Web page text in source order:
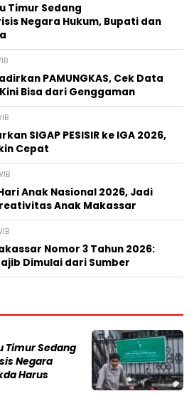
Timur Sedang
Negara Hukum, Bupati dan
PAMUNGKAS, Cek Data
Bisa dari Genggaman
SIGAP PESISIR ke IGA 2026,
Cepat
Anak Nasional 2026, Jadi
Anak Makassar
Nomor 3 Tahun 2026:
Dimulai dari Sumber
Timur Sedang
Negara
Harus